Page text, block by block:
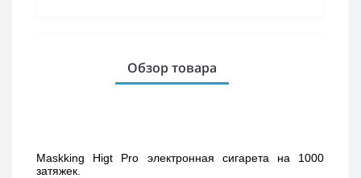
Обзор товара
Maskking Higt Pro электронная сигарета на 1000
затяжек.